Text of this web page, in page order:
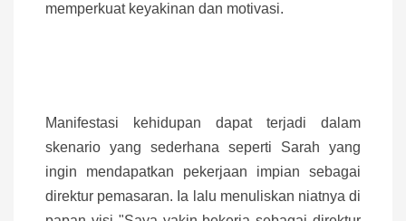
memperkuat keyakinan dan motivasi.
Manifestasi kehidupan dapat terjadi dalam
skenario yang sederhana seperti Sarah yang
ingin mendapatkan pekerjaan impian sebagai
direktur pemasaran. Ia lalu menuliskan niatnya di